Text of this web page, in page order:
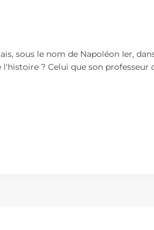
sous le nom de Napoléon Ier,
? Celui que son professeur